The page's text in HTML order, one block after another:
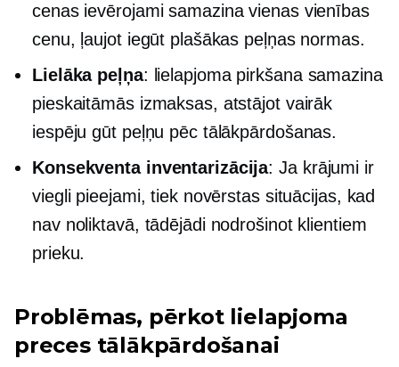
cenas ievērojami samazina vienas vienības
cenu, ļaujot iegūt plašākas peļņas normas.
Lielāka peļņa: lielapjoma pirkšana samazina
pieskaitāmās izmaksas, atstājot vairāk
iespēju gūt peļņu pēc tālākpārdošanas.
Konsekventa inventarizācija: Ja krājumi ir
viegli pieejami, tiek novērstas situācijas, kad
nav noliktavā, tādējādi nodrošinot klientiem
prieku.
Problēmas, pērkot lielapjoma
preces tālākpārdošanai